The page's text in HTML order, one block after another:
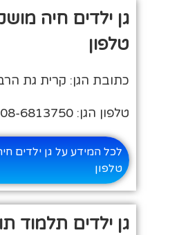
גן ילדים חיה
טלפון
כתובת הגן: קרית גת הרב
טלפון הגן: 08-6813750
לכל המידע על גן ילדים
טלפון
גן ילדים תלמוד